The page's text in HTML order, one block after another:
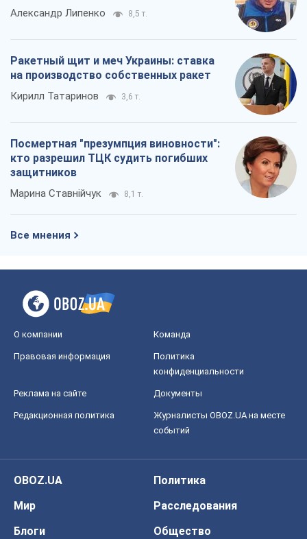
Александр Липенко 8,5 т.
Ракетный щит и меч Украины: ставка
на производство собственных ракет
Кирилл Татаринов 3,6 т.
Посмертная "презумпция виновности":
кто разрешил ТЦК судить погибших
защитников
Марина Ставнійчук 8,1 т.
Все мнения
О компании Команда
Правовая информация
Политика
конфиденциальности
Реклама на сайте Документы
Редакционная политика
Журналисты OBOZ.UA на месте
событий
OBOZ.UA
Политика
Мир
Расследования
Блоги
Общество